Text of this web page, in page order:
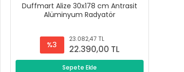
Duffmart Alize 30x178 cm Antrasit
Alüminyum Radyatör
%3
23.082,47 TL
22.390,00 TL
Sepete Ekle